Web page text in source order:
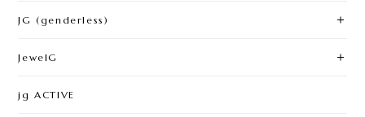
JG (genderless)
JewelG
jg ACTIVE